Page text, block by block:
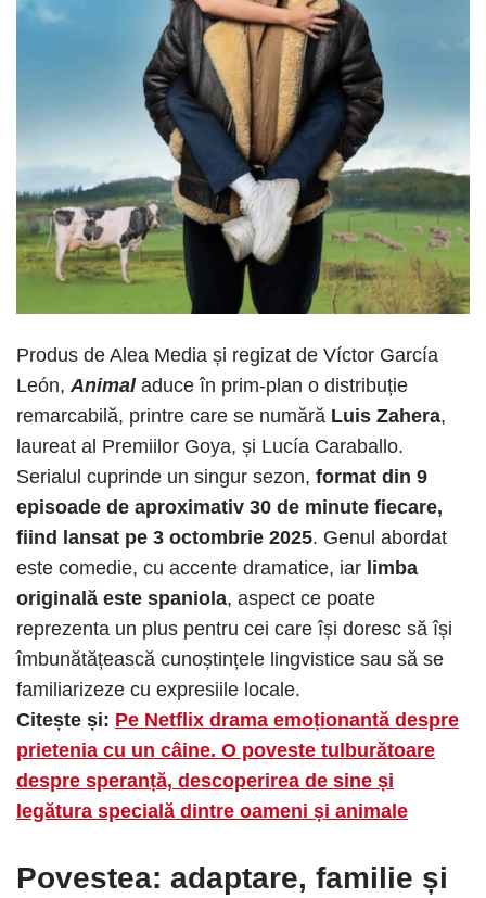
Produs de Alea Media și regizat de Víctor García
León, Animal aduce în prim-plan o distribuție
remarcabilă, printre care se numără Luis Zahera,
laureat al Premiilor Goya, și Lucía Caraballo.
Serialul cuprinde un singur sezon, format din 9
episoade de aproximativ 30 de minute fiecare,
fiind lansat pe 3 octombrie 2025. Genul abordat
este comedie, cu accente dramatice, iar limba
originală este spaniola, aspect ce poate
reprezenta un plus pentru cei care își doresc să își
îmbunătățească cunoștințele lingvistice sau să se
familiarizeze cu expresiile locale.
Citește și: Pe Netflix drama emoționantă despre
prietenia cu un câine. O poveste tulburătoare
despre speranță, descoperirea de sine și
legătura specială dintre oameni și animale
Povestea: adaptare, familie și